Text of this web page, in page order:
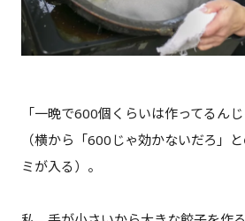
「一晩で600個くらいは作ってるん
（横から「600じゃ効かないだろ」
ミが入る）。